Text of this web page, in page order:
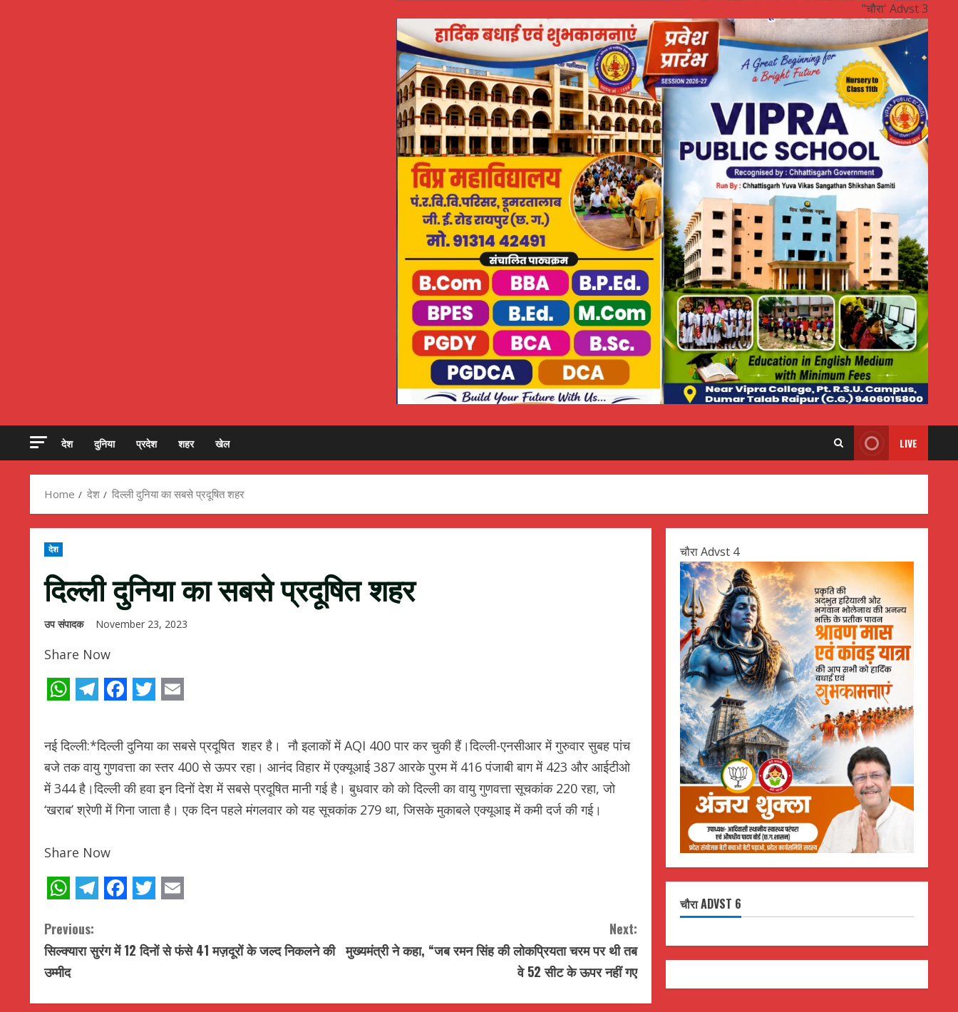
"चौरा' Advst 3
देश दुनिया प्रदेश शहर खेल LIVE
Home देश दिल्ली दुनिया का सबसे प्रदूषित शहर
देश
दिल्ली दुनिया का सबसे प्रदूषित शहर
उप संपादक November 23, 2023
Share Now
नई दिल्ली:*दिल्ली दुनिया का सबसे प्रदूषित शहर है। नौ इलाकों में AQI 400 पार कर चुकी हैं।दिल्ली-एनसीआर में गुरुवार सुबह पांच
बजे तक वायु गुणवत्ता का स्तर 400 से ऊपर रहा। आनंद विहार में एक्यूआई 387 आरके पुरम में 416 पंजाबी बाग में 423 और आईटीओ
में 344 है।दिल्ली की हवा इन दिनों देश में सबसे प्रदूषित मानी गई है। बुधवार को को दिल्ली का वायु गुणवत्ता सूचकांक 220 रहा, जो
‘खराब’ श्रेणी में गिना जाता है। एक दिन पहले मंगलवार को यह सूचकांक 279 था, जिसके मुकाबले एक्यूआइ में कमी दर्ज की गई।
Share Now
WhatsApp
Telegram
Facebook
Twitter
Email
C
o
Previous:
सिल्क्यारा सुरंग में 12 दिनों से फंसे 41 मज़दूरों के जल्द निकलने की
उम्मीद
Next:
मुख्यमंत्री ने कहा, “जब रमन सिंह की लोकप्रियता चरम पर थी तब
वे 52 सीट के ऊपर नहीं गए
चौरा Advst 4
चौरा ADVST 6